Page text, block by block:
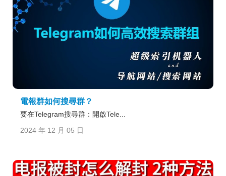
電報群如何搜尋群？
要在Telegram搜尋群：開啟Tele...
2024 年 12 月 05 日